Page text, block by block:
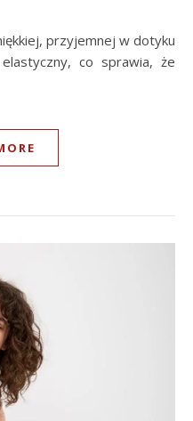
przyjemnej w dotyku
co sprawia, że